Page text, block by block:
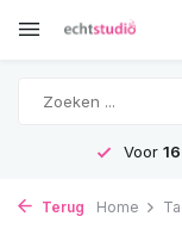
Voor
Terug Home